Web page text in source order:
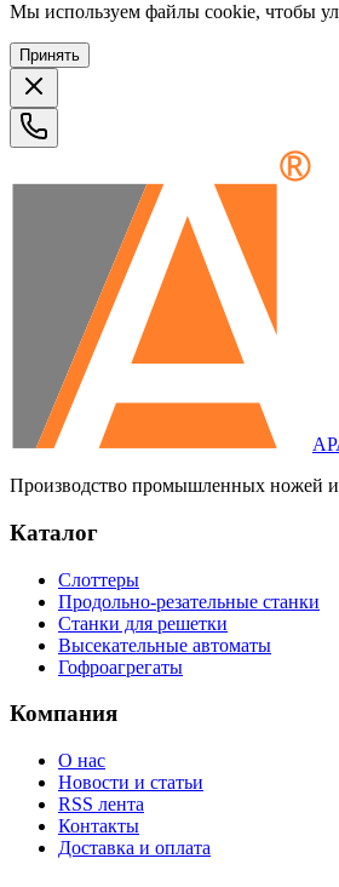
Мы используем файлы cookie, чтобы
Принять
Производство промышленных ножей и
Каталог
Слоттеры
Продольно-резательные станки
Станки для решетки
Высекательные автоматы
Гофроагрегаты
Компания
О нас
Новости и статьи
RSS лента
Контакты
Доставка и оплата